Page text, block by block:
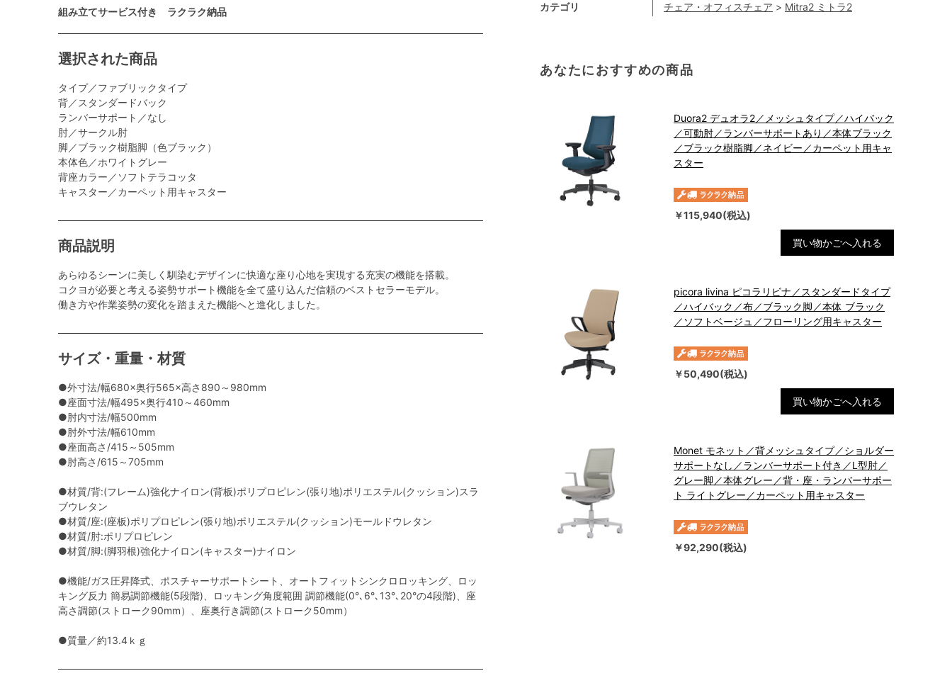
組み立てサービス付き ラクラク納品
選択された商品
タイプ／ファブリックタイプ
背／スタンダードバック
ランバーサポート／なし
肘／サークル肘
脚／ブラック樹脂脚（色ブラック）
本体色／ホワイトグレー
背座カラー／ソフトテラコッタ
キャスター／カーペット用キャスター
商品説明
あらゆるシーンに美しく馴染むデザインに快適な座り心地を実現する充実の機能を搭載。
コクヨが必要と考える姿勢サポート機能を全て盛り込んだ信頼のベストセラーモデル。
働き方や作業姿勢の変化を踏まえた機能へと進化しました。
サイズ・重量・材質
●外寸法/幅680×奥行565×高さ890～980mm
●座面寸法/幅495×奥行410～460mm
●肘内寸法/幅500mm
●肘外寸法/幅610mm
●座面高さ/415～505mm
●肘高さ/615～705mm
●材質/背:(フレーム)強化ナイロン(背板)ポリプロピレン(張り地)ポリエステル(クッション)スラ
ブウレタン
●材質/座:(座板)ポリプロピレン(張り地)ポリエステル(クッション)モールドウレタン
●材質/肘:ポリプロピレン
●材質/脚:(脚羽根)強化ナイロン(キャスター)ナイロン
●機能/ガス圧昇降式、ポスチャーサポートシート、オートフィットシンクロロッキング、ロッ
キング反力 簡易調節機能(5段階)、ロッキング角度範囲 調節機能(0°､6°､13°､20°の4段階)、座
高さ調節(ストローク90mm）、座奥行き調節(ストローク50mm）
●質量／約13.4ｋｇ
カテゴリ
チェア・オフィスチェア > Mitra2 ミトラ2
あなたにおすすめの商品
Duora2 デュオラ2／メッシュタイプ／ハイバック
／可動肘／ランバーサポートあり／本体ブラック
／ブラック樹脂脚／ネイビー／カーペット用キャ
スター
￥115,940(税込)
買い物かごへ入れる
picora livina ピコラリビナ／スタンダードタイプ
／ハイバック／布／ブラック脚／本体 ブラック
／ソフトベージュ／フローリング用キャスター
￥50,490(税込)
買い物かごへ入れる
Monet モネット／背メッシュタイプ／ショルダー
サポートなし／ランバーサポート付き／L型肘／
グレー脚／本体グレー／背・座・ランバーサポー
ト ライトグレー／カーペット用キャスター
￥92,290(税込)